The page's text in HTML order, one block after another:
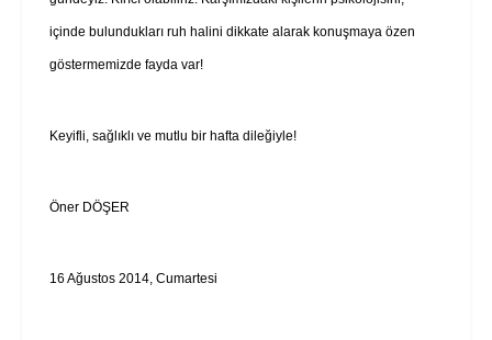
içinde bulundukları ruh halini dikkate alarak konuşmaya özen
göstermemizde fayda var!
Keyifli, sağlıklı ve mutlu bir hafta dileğiyle!
Öner DÖŞER
16 Ağustos 2014, Cumartesi